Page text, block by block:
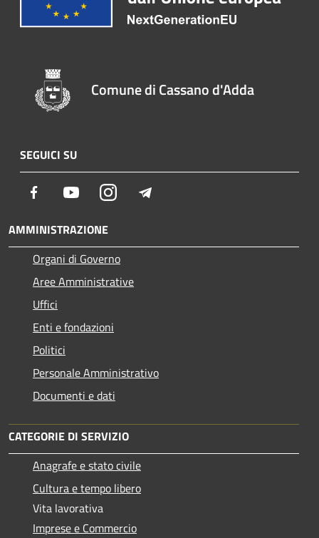
Comune di Cassano d'Adda
SEGUICI SU
Facebook YoutubeInstagram
AMMINISTRAZIONE
Organi di Governo
Aree Amministrative
Uffici
Enti e fondazioni
Politici
Personale Amministrativo
Documenti e dati
CATEGORIE DI SERVIZIO
Anagrafe e stato civile
Cultura e tempo libero
Vita lavorativa
Imprese e Commercio